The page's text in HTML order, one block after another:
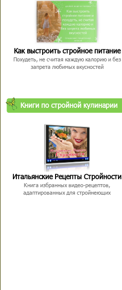
Как выстроить стройное питание
Похудеть, не считая каждую калорию и без
запрета любимых вкусностей
Книги по стройной кулинарии
Итальянские Рецепты Стройности
Книга избранных видео-рецептов,
адаптированных для стройнеющих